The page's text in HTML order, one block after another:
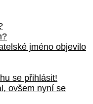
jméno objevilo
se přihlásit!
ovšem nyní se